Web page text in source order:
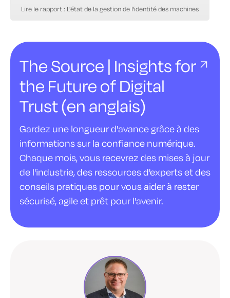
Lire le rapport : L'état de la gestion de l'identité des machines
The Source | Insights for
the Future of Digital
Trust (en anglais)
Gardez une longueur d'avance grâce à des
informations sur la confiance numérique.
Chaque mois, vous recevrez des mises à jour
de l'industrie, des ressources d'experts et des
conseils pratiques pour vous aider à rester
sécurisé, agile et prêt pour l'avenir.